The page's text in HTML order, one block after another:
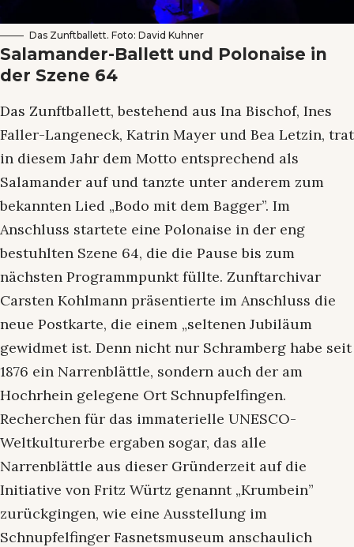
Das Zunftballett. Foto: David Kuhner
Salamander-Ballett und Polonaise in
der Szene 64
Das Zunftballett, bestehend aus Ina Bischof, Ines
Faller-Langeneck, Katrin Mayer und Bea Letzin, trat
in diesem Jahr dem Motto entsprechend als
Salamander auf und tanzte unter anderem zum
bekannten Lied „Bodo mit dem Bagger”. Im
Anschluss startete eine Polonaise in der eng
bestuhlten Szene 64, die die Pause bis zum
nächsten Programmpunkt füllte. Zunftarchivar
Carsten Kohlmann präsentierte im Anschluss die
neue Postkarte, die einem „seltenen Jubiläum
gewidmet ist. Denn nicht nur Schramberg habe seit
1876 ein Narrenblättle, sondern auch der am
Hochrhein gelegene Ort Schnupfelfingen.
Recherchen für das immaterielle UNESCO-
Weltkulturerbe ergaben sogar, das alle
Narrenblättle aus dieser Gründerzeit auf die
Initiative von Fritz Würtz genannt „Krumbein”
zurückgingen, wie eine Ausstellung im
Schnupfelfinger Fasnetsmuseum anschaulich